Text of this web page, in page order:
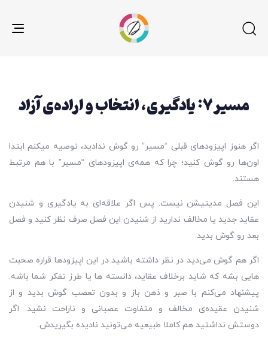
مسیر۷: یادگیری، انتخاب و اراده‌ی آزاد
اگر هنوز اپیزودهای قبلی “مسیر” رو گوش ندادید، توصیه میکنم ابتدا
اون‌ها رو گوش کنید؛ چرا که همه‌ی اپیزودهای “مسیر” با هم مرتبط
هستند.
این فصل مدیتیشن نیست. پس اگر علاقه‌ای به یادگیری و شنیدن
عقاید جدید یا مخالف ندارید از شنیدن این فصل صرف نظر کنید و فصل
بعد رو گوش بدید.
اگر هم گوش می‌دید در نظر داشته باشید در این اپیزود‌‌ها قراره صحبت
هایی بشه که شاید برخلاف عقاید، دانسته ها یا طرز تفکر شما باشه.
پیشنهاد می‌کنم با صبر و ذهن باز و بدون تعصب گوش بدید و از
شنیدن عقیده‌ی مخالف و متفاوت عصبانی و ناراحت نشید. اگر
دوستش نداشتید هم کاملا طبیعیه می‌تونید نادیده بگیریدش.